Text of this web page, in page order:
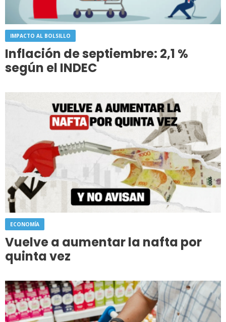
IMPACTO AL BOLSILLO
Inflación de septiembre: 2,1 %
según el INDEC
ECONOMÍA
Vuelve a aumentar la nafta por
quinta vez